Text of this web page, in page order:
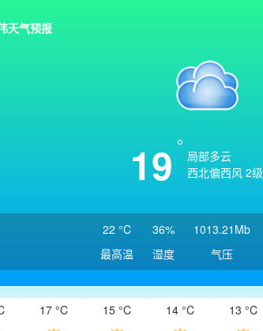
天气预报
19
局部多云
西北偏西风 2级
22 °C
最高温
36%
湿度
1013.21Mb
气压
17 °C 15 °C 14 °C 13 °C